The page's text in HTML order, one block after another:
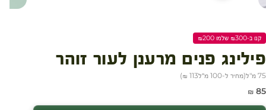
קנו ב-₪300 שלמו ₪200
פילינג פנים מרענן לעור זוהר
75 מ"ל (מחיר ל-100 מ״ל 113 ₪
)
מחיר מבצע
85 ₪